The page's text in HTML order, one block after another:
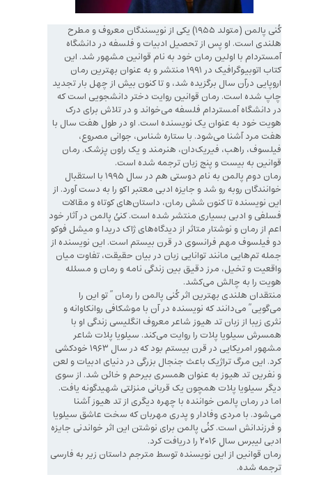
کُنی پالمن (متولد ۱۹۵۵) یکی از نویسندگان معروف و مطرح
هلندی است. او پس از تحصیل ادبیات و فلسفه در دانشگاه
آمستردام با اولین رمان خود به نام قوانین مشهور شد. این
کتاب اتوبیوگرافیک در ۱۹۹۱ منتشر و به عنوان بهترین رمان
اروپایی درآن سال برگزیده شد، و تا کنون بیش از چهل بار تجدید
چاپ شده است. رمان قوانین روایت دختر دانشجویی است که
در دانشگاه آمستردام فلسفه می‌خواند و در تلاش برای درک
هویت خود به عنوان یک نویسنده است. او در طول هفت سال با
هفت مرد آشنا می‌شود. با ستاره شناس، جوانی مصروع،
فیلسوف، راهب، فیریک‌دان، هنرمند و یک راون پزشک. رمان
قوانین به بیست و پنج زبان ترجمه شده است.
رمان دوم پالمن به نام دوستی هم در سال ۱۹۹۵ با استقبال
خوانندگان روبه رو شد و جایزه ادبی معتبر اکو را به دست آورد. از
این نویسنده تا کنون شش رمان، داستان‌های کوتاه و مقالات
فسلفی و ادبی بسیاری منتشر شده است. کنیُ پالمن در آثار خود
اعم از رمان و نوشتار متاثر از دیدگاه‌های ژاک دریدا و میشل فوکو
دو فیلسوف مهم فرانسوی در قرن بیستم است. این نویسنده از
جمله تم‌هایی مانند توانایی زبان در بیان حقیقت، تفاوت میان
واقعیت و تخیل، مرز دقیق بین زندگی نامه و رمان و مسئله
هویت را به چالش می‌کشد.
منتقدان هلندی بهترین اثر کُنی پالمن را رمان ” تو این را
می‌گویی” می‌دانند که نویسنده در آن با موشکافی روانکاوانه و
نثری زیبا از زبان تد هیوز شاعر معروف انگلیسی زندگی او با
همسرش سیلویا پلات را روایت می‌کند. سیلویا پلات شاعر
مشهور امریکایی در قرن بیستم بود که در سال ۱۹۶۳ خودکشی
کرد. این مرگ تراژیک باعث جنجال بزرگی در دنیای ادبیات و لعن
و نفرین تد هیوز به عنوان همسری بیرحم و خائن شد. از سوی
دیگر سیلویا پلات همچون یک قربانی منزلتی شهیدگونه یافت.
اما در رمان پالمن خواننده با چهره دیگری از تد هیوز آشنا
می‌‌شود. با مردی وفادار و پدری مهربان که سخت عاشق سیلویا
و فرزندانش است. کنُی پالمن برای نوشتن این اثر خواندنی جایزه
ادبی لیبرس سالِ ۲۰۱۶ را دریافت کرد.
رمان قوانین از این نویسنده توسط مترجم داستان زیر به فارسی
ترجمه شده.